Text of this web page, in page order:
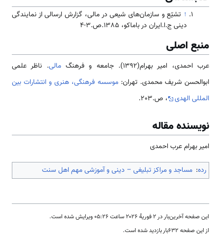
↑ تشیّع و سازمان‌های شیعی در مالی، گزارش ارسالی از نمایندگی
دینی ج.ا.ایران در باماکو، 1385.ص.3-4
منبع اصلی
عرب احمدی، امیر بهرام(1392). جامعه و فرهنگ مالی. ناظر علمی
ابوالحسن شریف محمدی. تهران:موسسه فرهنگی، هنری و انتشارات بین
المللی الهدی
، ص.203.
نویسنده مقاله
امیر بهرام عرب احمدی
رده: مساجد و مراکز تبلیغی – دینی و آموزشی مهم اهل سنت
این صفحه آخرین‌بار در ‏۲ فوریهٔ ۲۰۲۶ ساعت ‏۰۵:۲۶ ویرایش شده است.
از این صفحه ۶۳۲بار بازدید شده است.